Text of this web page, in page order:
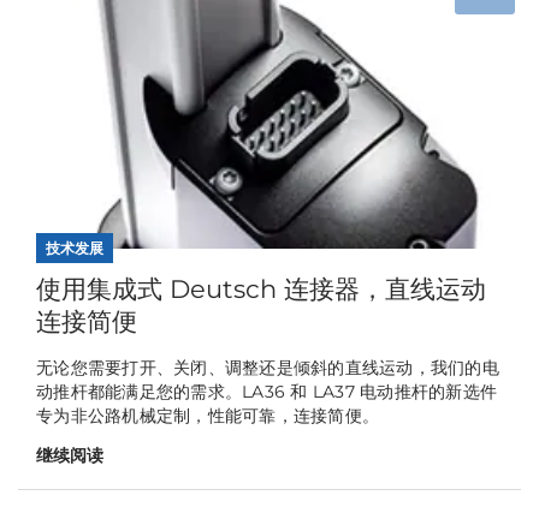
技术发展
使用集成式 Deutsch 连接器，直线运动
连接简便
无论您需要打开、关闭、调整还是倾斜的直线运动，我们的电
动推杆都能满足您的需求。LA36 和 LA37 电动推杆的新选件
专为非公路机械定制，性能可靠，连接简便。
继续阅读